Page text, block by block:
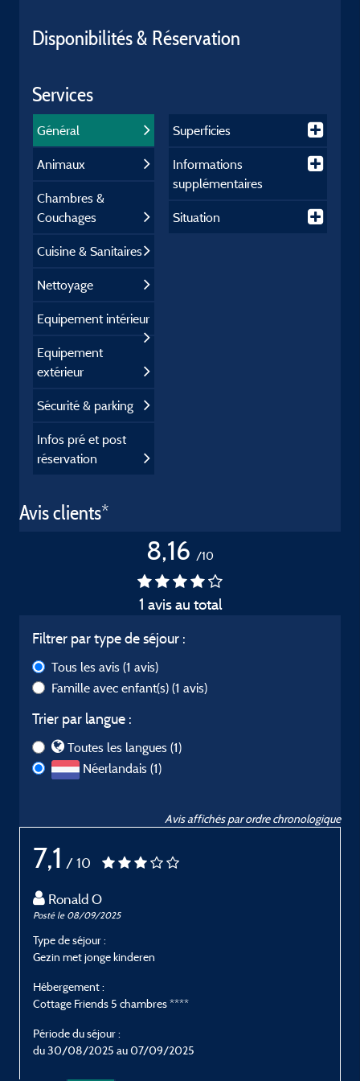
Disponibilités & Réservation
Services
Général
Animaux
Chambres &
Couchages
Cuisine & Sanitaires
Nettoyage
Equipement intérieur
Equipement
extérieur
Sécurité & parking
Infos pré et post
réservation
Superficies
Informations
supplémentaires
Situation
Avis clients*
8,16 /10
1 avis au total
Filtrer par type de séjour :
Tous les avis (1 avis)
Famille avec enfant(s) (1 avis)
Trier par langue :
Toutes les langues (1)
Néerlandais (1)
Avis affichés par ordre chronologique
7,1 / 10
Ronald O
Posté le 08/09/2025
Type de séjour :
Gezin met jonge kinderen
Hébergement :
Cottage Friends 5 chambres ****
Période du séjour :
du 30/08/2025 au 07/09/2025